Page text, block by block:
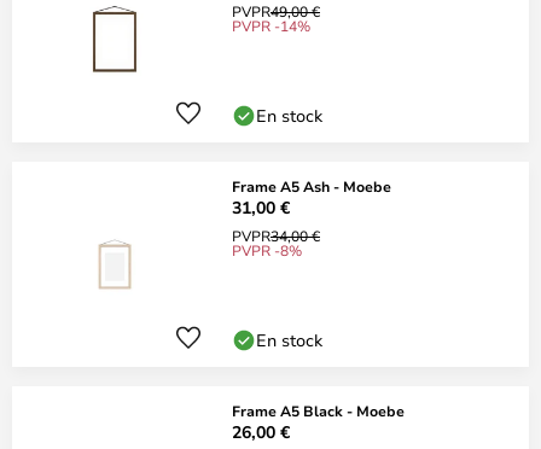
PVPR49,00 €
PVPR -14%
En stock
Frame A5 Ash - Moebe
31,00 €
PVPR34,00 €
PVPR -8%
En stock
Frame A5 Black - Moebe
26,00 €